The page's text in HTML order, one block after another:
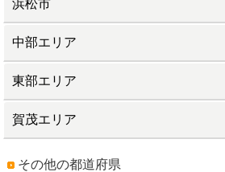
浜松市
中部エリア
東部エリア
賀茂エリア
その他の都道府県